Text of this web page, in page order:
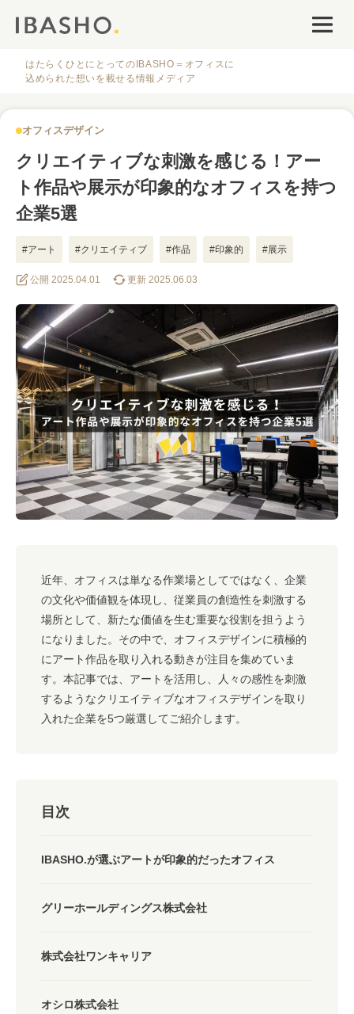
ファシリティナレッジ
人気のタグ
#オフィス #インタビュー #ファシリティ #デザイン #事例
#働き方 #特集 #オフィス移転
#キャリア #ノウハウ #内装 #おしゃれオフィス #メリット
#こだわりオフィス #コスト #コミュニケーション
#フリーアドレス #ブランディング
はたらくひとにとってのIBASHO＝オフィスに
込められた想いを載せる情報メディア
オフィスデザイン
クリエイティブな刺激を感じる！アー
ト作品や展示が印象的なオフィスを持つ
企業5選
#アート #クリエイティブ #作品 #印象的 #展示
公開 2025.04.01 更新 2025.06.03
近年、オフィスは単なる作業場としてではなく、企業
の文化や価値観を体現し、従業員の創造性を刺激する
場所として、新たな価値を生む重要な役割を担うよう
になりました。その中で、オフィスデザインに積極的
にアート作品を取り入れる動きが注目を集めていま
す。本記事では、アートを活用し、人々の感性を刺激
するようなクリエイティブなオフィスデザインを取り
入れた企業を5つ厳選してご紹介します。
目次
IBASHO.が選ぶアートが印象的だったオフィス
グリーホールディングス株式会社
株式会社ワンキャリア
オシロ株式会社